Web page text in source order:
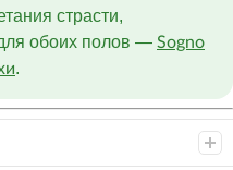
страсти,
обоих полов — Sogno
.